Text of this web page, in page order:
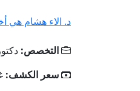
د. الاء هشام هي
التخصص:
سعر الكشف: